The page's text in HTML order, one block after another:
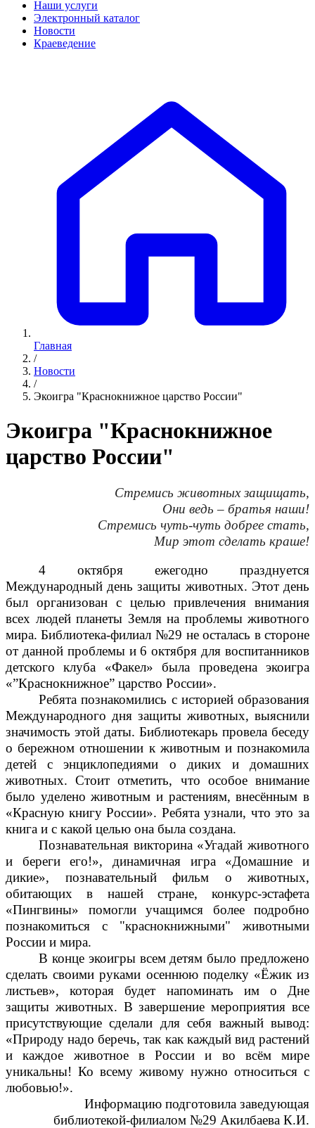
Наши услуги
Электронный каталог
Новости
Краеведение
Главная
/
Новости
/
Экоигра "Краснокнижное царство России"
Экоигра "Краснокнижное
царство России"
Стремись животных защищать,
Они ведь– братья наши!
Стремись чуть-чуть добрее стать,
Мир этот сделать краше!
4 октября ежегодно празднуется
Международный день защиты животных. Этот день
был организован с целью привлечения внимания
всех людей планеты Земля на проблемы животного
мира. Библиотека-филиал №29 не осталась в стороне
от данной проблемы и 6 октября для воспитанников
детского клуба «Факел» была проведена экоигра
«”Краснокнижное” царство России».
Ребята познакомились с историей образования
Международного дня защиты животных, выяснили
значимость этой даты. Библиотекарь провела беседу
о бережном отношении к животным и познакомила
детей с энциклопедиями о диких и домашних
животных. Стоит отметить, что особое внимание
было уделено животным и растениям, внесённым в
«Красную книгу России». Ребята узнали, что это за
книга и с какой целью она была создана.
Познавательная викторина «Угадай животного
и береги его!», динамичная игра «Домашние и
дикие», познавательный фильм о животных,
обитающих в нашей стране, конкурс-эстафета
«Пингвины» помогли учащимся более подробно
познакомиться с "краснокнижными" животными
России и мира.
В конце экоигры всем детям было предложено
сделать своими руками осеннюю поделку «Ёжик из
листьев», которая будет напоминать им о Дне
защиты животных. В завершение мероприятия все
присутствующие сделали для себя важный вывод:
«Природу надо беречь, так как каждый вид растений
и каждое животное в России и во всём мире
уникальны! Ко всему живому нужно относиться с
любовью!».
Информацию подготовила заведующая
библиотекой-филиалом №29 Акилбаева К.И.